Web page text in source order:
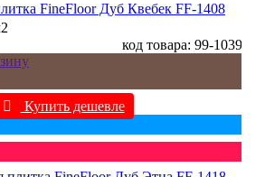
FineFloor Дуб Квебек FF-1408
код товара: 99-1039
Купить дешевле